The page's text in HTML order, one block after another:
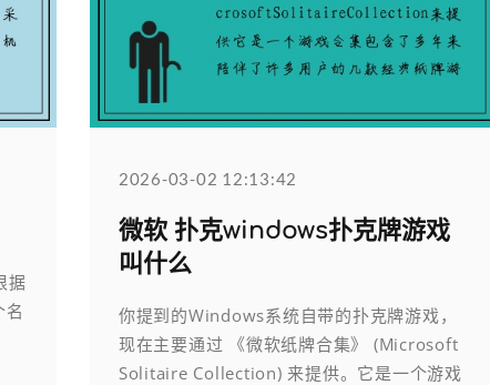
据
名
2026-03-02 12:13:42
微软 扑克windows扑克牌游戏
叫什么
你提到的Windows系统自带的扑克牌游戏，
现在主要通过 《微软纸牌合集》 (Microsoft
Solitaire Collection) 来提供。它是一个游戏